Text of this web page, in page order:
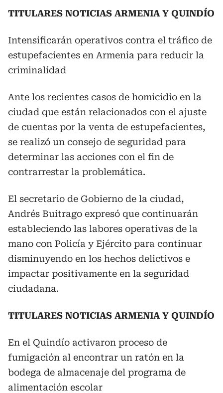
TITULARES NOTICIAS ARMENIA Y QUINDÍO
Intensificarán operativos contra el tráfico de
estupefacientes en Armenia para reducir la
criminalidad
Ante los recientes casos de homicidio en la
ciudad que están relacionados con el ajuste
de cuentas por la venta de estupefacientes,
se realizó un consejo de seguridad para
determinar las acciones con el fin de
contrarrestar la problemática.
El secretario de Gobierno de la ciudad,
Andrés Buitrago expresó que continuarán
estableciendo las labores operativas de la
mano con Policía y Ejército para continuar
disminuyendo en los hechos delictivos e
impactar positivamente en la seguridad
ciudadana.
TITULARES NOTICIAS ARMENIA Y QUINDÍO
En el Quindío activaron proceso de
fumigación al encontrar un ratón en la
bodega de almacenaje del programa de
alimentación escolar